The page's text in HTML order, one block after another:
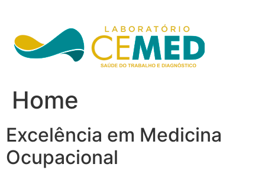
conteúdo
Home
Excelência em Medicina
Ocupacional